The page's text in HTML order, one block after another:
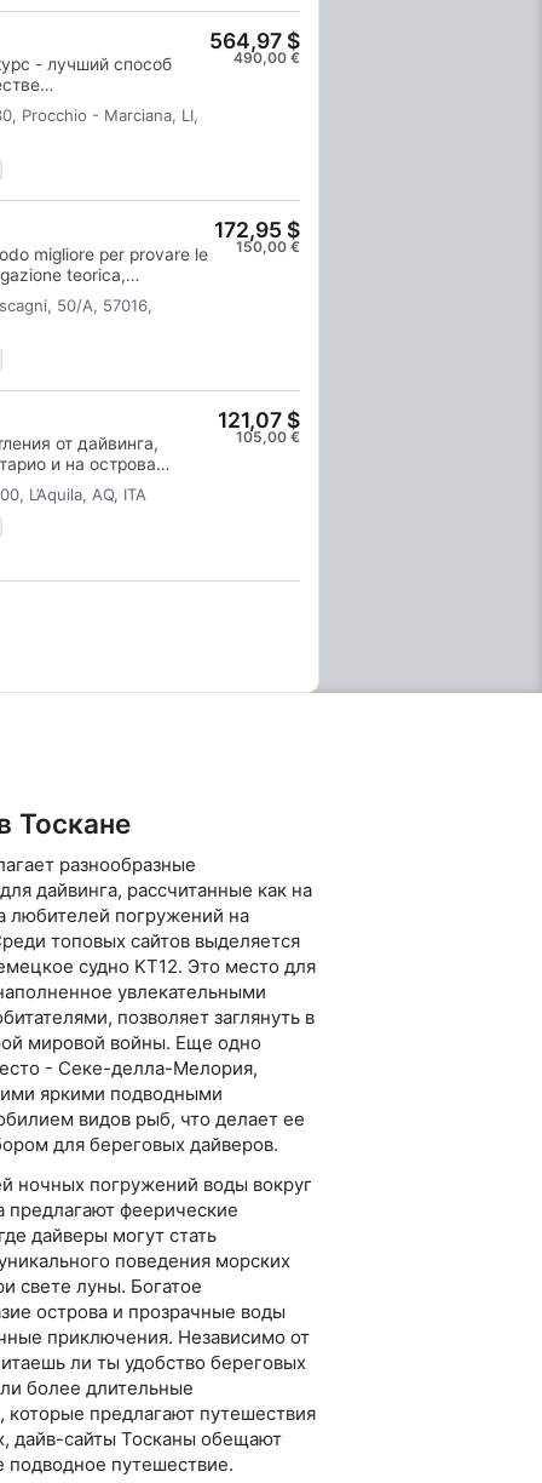
только оставшиеся
в замкнутом бассейне,
в открытой воде.
- лучший способ
занятиями в воде,
позволяющие
комфортно.
Open Water Diver.
Procchio - Marciana, LI,
564,97 $
490,00 €
migliore per provare le
teorica,
mare. Attrezzatura
50/A, 57016,
172,95 $
150,00 €
от дайвинга,
и на острова
Порто-Эрколе (ГР) мы
дна Монте-
мест для
стенами,
красных
с пелагическими
дайв-гида, баллоны и
дайверов, так
в плавании в ластах
идеально
Open Water
одни из
моря. Даты планируются
участия
Стефано -
L’Aquila, AQ, ITA
121,07 $
105,00 €
Тоскане
разнообразные
дайвинга, рассчитанные как на
любителей погружений на
топовых сайтов выделяется
судно KT12. Это место для
увлекательными
позволяет заглянуть в
мировой войны. Еще одно
- Секе-делла-Мелория,
яркими подводными
видов рыб, что делает ее
для береговых дайверов.
ночных погружений воды вокруг
предлагают феерические
дайверы могут стать
поведения морских
свете луны. Богатое
острова и прозрачные воды
приключения. Независимо от
ли ты удобство береговых
более длительные
которые предлагают путешествия
дайв-сайты Тосканы обещают
подводное путешествие.